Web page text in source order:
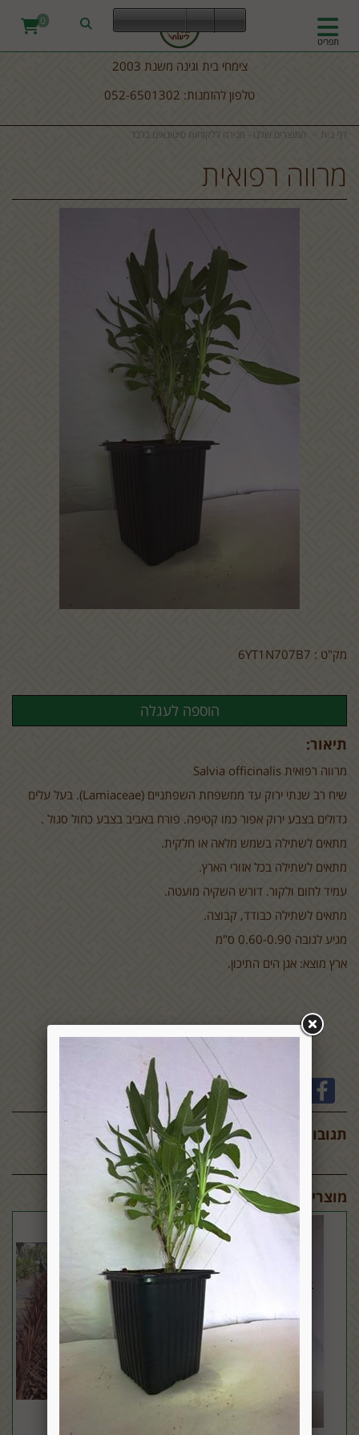
צימחי בית וגינה משנת 2003
טלפון להזמנות: 052-6501302
תפריט
0
דף בית המוצרים שלנו - מכירה ללקוחות סיטונאים בלבד
מרווה רפואית
מק"ט : 6YT1N707B7
תיאור:
מרווה רפואית Salvia officinalis
שיח רב שנתי ירוק עד ממשפחת השפתניים ((Lamiaceae. בעל עלים
גדולים בצבע ירוק אפור כמו קטיפה. פורח באביב בצבע כחול סגול .
מתאים לשתילה בשמש מלאה או חלקית.
מתאים לשתילה בכל אזורי הארץ.
עמיד לחום ולקור. דורש השקיה מועטה.
מתאים לשתילה כבודד, קבוצה.
מגיע לגובה 0.60-0.90 ס"מ
ארץ מוצא: אגן הים התיכון.
תגובות:
מוצרים דומים: